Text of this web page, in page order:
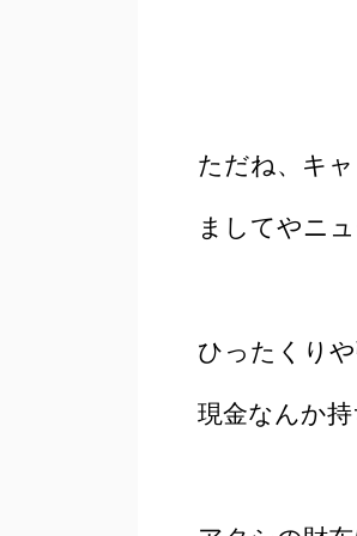
ただね、キ
ましてやニ
ひったくり
現金なんか